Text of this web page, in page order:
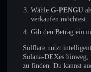
Wähle G-PENGU
verkaufen möchtest
Gib den Betrag ein
Solflare nutzt
Solana-DEXes
zu finden. Du kannst